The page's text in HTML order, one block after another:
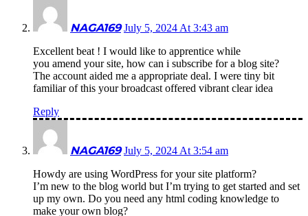
NAGA169 July 5, 2024 At 3:43 am
Excellent beat ! I would like to apprentice while
you amend your site, how can i subscribe for a blog site?
The account aided me a appropriate deal. I were tiny bit
familiar of this your broadcast offered vibrant clear idea
Reply
NAGA169 July 5, 2024 At 3:54 am
Howdy are using WordPress for your site platform?
I’m new to the blog world but I’m trying to get started and set
up my own. Do you need any html coding knowledge to
make your own blog?